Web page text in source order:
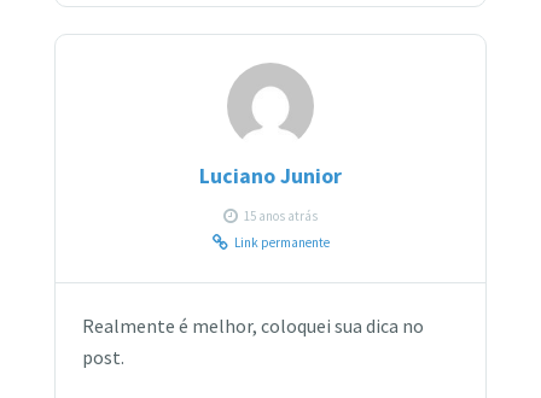
Luciano Junior
15 anos atrás
Link permanente
Realmente é melhor, coloquei sua dica no
post.